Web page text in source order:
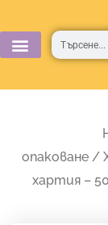
to
content
Търсене
опаковане/
хартия –